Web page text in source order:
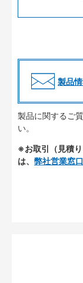
製品
製品に関するご
い。
※お取引（見積
は、 弊社営業窓口